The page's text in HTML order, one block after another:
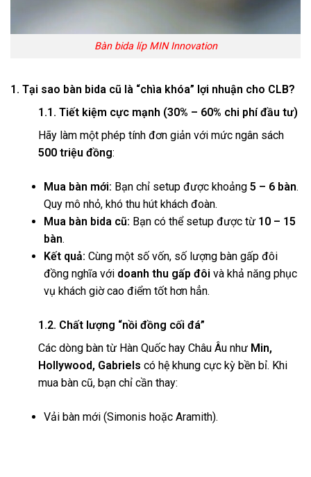
Bàn bida líp MIN Innovation
1. Tại sao bàn bida cũ là “chìa khóa” lợi nhuận cho CLB?
1.1. Tiết kiệm cực mạnh (30% – 60% chi phí đầu tư)
Hãy làm một phép tính đơn giản với mức ngân sách
500 triệu đồng:
Mua bàn mới: Bạn chỉ setup được khoảng 5 – 6 bàn.
Quy mô nhỏ, khó thu hút khách đoàn.
Mua bàn bida cũ: Bạn có thể setup được từ 10 – 15
bàn.
Kết quả: Cùng một số vốn, số lượng bàn gấp đôi
đồng nghĩa với doanh thu gấp đôi và khả năng phục
vụ khách giờ cao điểm tốt hơn hẳn.
1.2. Chất lượng “nồi đồng cối đá”
Các dòng bàn từ Hàn Quốc hay Châu Âu như Min,
Hollywood, Gabriels có hệ khung cực kỳ bền bỉ. Khi
mua bàn cũ, bạn chỉ cần thay:
Vải bàn mới (Simonis hoặc Aramith).